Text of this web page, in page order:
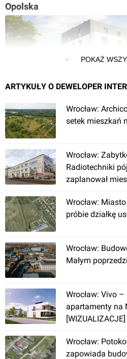
Opolska
, Opolska 86-98
Osiedle Śliwowa II
[Wrocław] Biedronka, ul.
Orlińskiego/Horbaczewskiego
POKAŻ
ARTYKUŁY O DEWELOPER
Wrocław:
setek mieszkań
Wrocław:
Radiotechniki
zaplanował
Wrocław:
próbie działkę
Wrocław:
Małym
Wrocław: Vivo
apartamenty na
[WIZUALIZACJE]
Wrocław:
zapowiada